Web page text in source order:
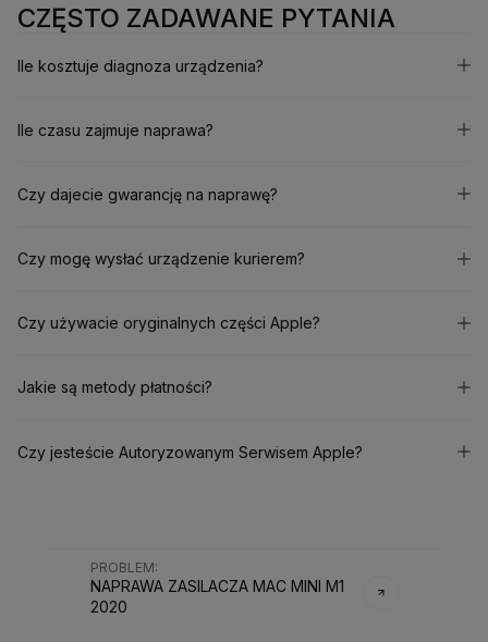
CZĘSTO ZADAWANE PYTANIA
Ile kosztuje diagnoza urządzenia?
Ile czasu zajmuje naprawa?
Czy dajecie gwarancję na naprawę?
Czy mogę wysłać urządzenie kurierem?
Czy używacie oryginalnych części Apple?
Jakie są metody płatności?
Czy jesteście Autoryzowanym Serwisem Apple?
PROBLEM:
NAPRAWA ZASILACZA MAC MINI M1
2020